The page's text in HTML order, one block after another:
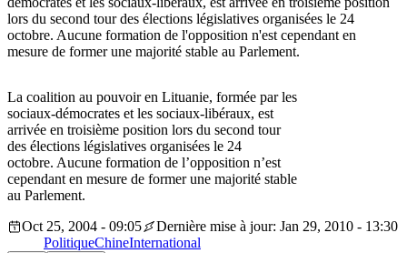
lors du second tour des élections législatives organisées le 24
octobre. Aucune formation de l'opposition n'est cependant en
mesure de former une majorité stable au Parlement.
La coalition au pouvoir en Lituanie, formée par les
sociaux-démocrates et les sociaux-libéraux, est
arrivée en troisième position lors du second tour
des élections législatives organisées le 24
octobre. Aucune formation de l’opposition n’est
cependant en mesure de former une majorité stable
au Parlement.
Oct 25, 2004 - 09:05
Dernière mise à jour: Jan 29, 2010 - 13:30
PolitiqueChineInternational